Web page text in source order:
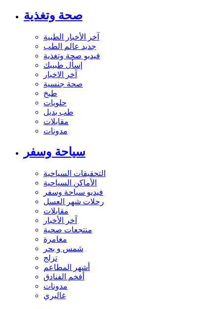
صحة وتغذية
آخر الأخبار الطبية
جديد عالم الطب
فيديو صحة وتغذية
إسأل طبيبك
آخر الاخبار
صحة جنسية
طبخ
حلويات
طب بديل
مقابلات
مدونات
سياحة وسفر
التحقيقات السياحية
الأماكن السياحية
فيديو سياحة وسفر
رحلات شهر العسل
مقابلات
آخر الأخبار
منتجعات صحية
مغامرة
شمس و بحر
تزلج
أشهر المطاعم
أفخم الفنادق
مدونات
غاليري